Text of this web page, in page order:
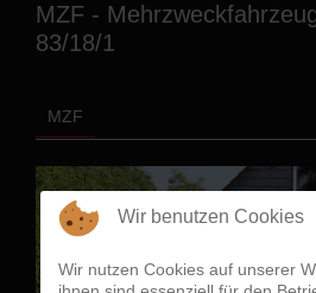
MZF -
83/18/1
MZF
Wir benutzen Cookies
Wir nutzen Cookies auf unserer